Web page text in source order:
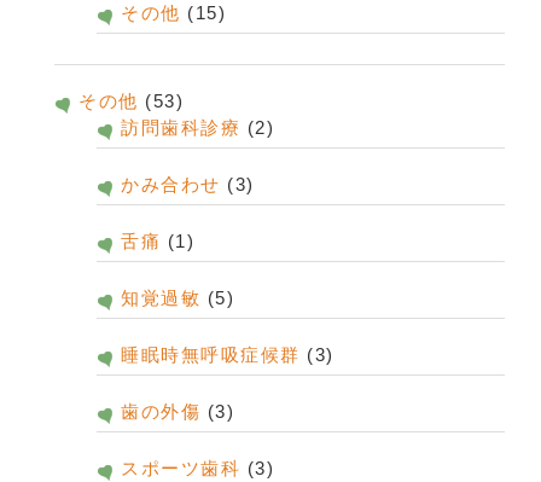
その他 (15)
その他 (53)
訪問歯科診療 (2)
かみ合わせ (3)
舌痛 (1)
知覚過敏 (5)
睡眠時無呼吸症候群 (3)
歯の外傷 (3)
スポーツ歯科 (3)